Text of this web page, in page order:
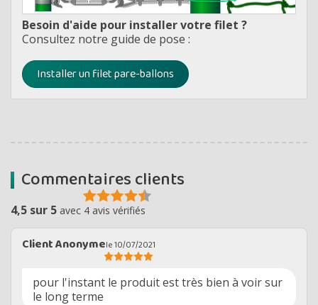
Besoin d'aide pour installer votre filet ?
Consultez notre guide de pose :
Installer un filet pare-ballons
Commentaires clients
4,5 sur 5 avec 4 avis vérifiés
Client Anonymele 10/07/2021
pour l'instant le produit est très bien à voir sur
le long terme